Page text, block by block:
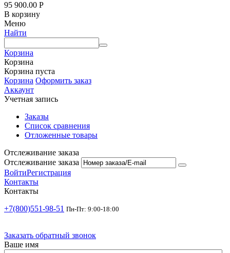
95 900.00 Р
В корзину
Меню
Найти
Корзина
Корзина
Корзина пуста
Корзина Оформить заказ
Аккаунт
Учетная запись
Заказы
Список сравнения
Отложенные товары
Отслеживание заказа
Отслеживание заказа
ВойтиРегистрация
Контакты
Контакты
+7(800)551-98-51 Пн-Пт: 9:00-18:00
Заказать обратный звонок
Ваше имя